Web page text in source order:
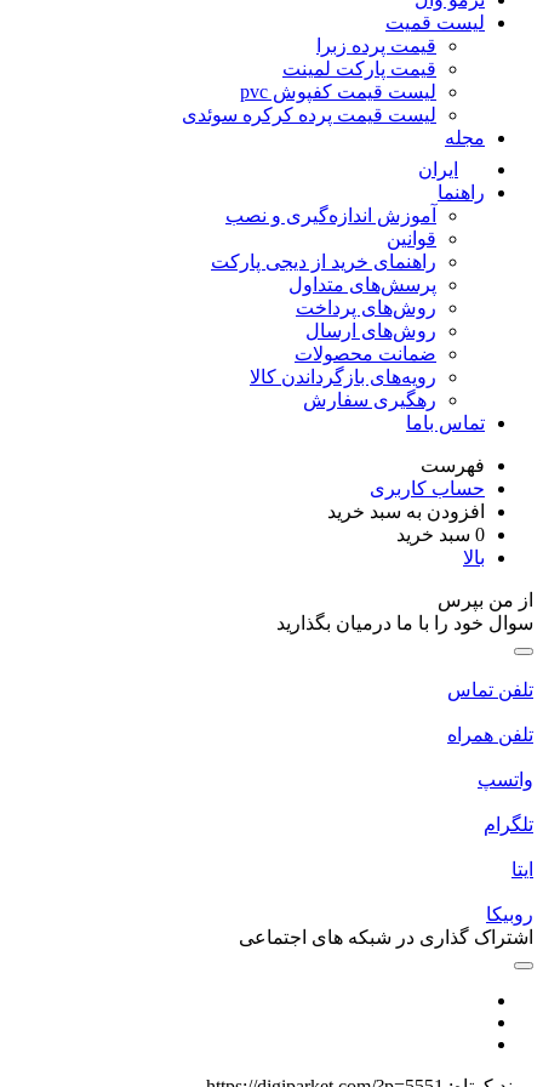
قیمت پرده زبرا
قیمت پارکت لمینت
لیست قیمت کفپوش pvc
لیست قیمت پرده کرکره سوئدی
آموزش اندازه‌گیری و نصب
راهنمای خرید از دیجی پارکت
پرسش‌های متداول
روش‌های پرداخت
روش‌های ارسال
ضمانت محصولات
رویه‌های بازگرداندن کالا
رهگیری سفارش
کاربری
به سبد خرید
خرید
ما درمیان بگذارید
در شبکه های اجتماعی